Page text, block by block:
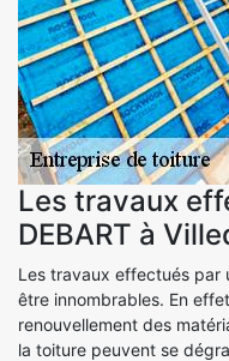
Les travaux
DEBART à
Les travaux effectués par
être innombrables. En
renouvellement des
la toiture peuvent se